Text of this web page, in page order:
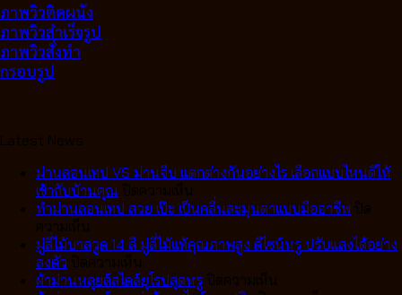
ภาพวิวติดผนัง
ภาพวิวสำเร็จรูป
ภาพวิวสั่งทำ
กรอบรูป
ม่านลอนเทป VS ม่านจีบ แตกต่างกันอย่างไร เลือกแบบไหนดีให้
เข้ากับบ้านคุณ
ม่าน
เทป
VS
ม่าน
ทำม่านลอนเทป สวย เป๊ะ เป็นคลื่นละมุนตาแบบมืออาชีพ
ทำ
ม่าน
ลอน
มู่ลี่ไม้บาสวูด 14 สี มู่ลี่ไม้แท้คุณภาพสูง ดีไซน์หรู ปรับแสงได้อย่าง
ลงตัว
บน
มู่ลี่
ผ้าม่านหลุยส์สไตล์ยุโรปสุดหรู